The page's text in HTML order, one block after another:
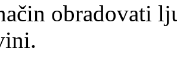
obradovati